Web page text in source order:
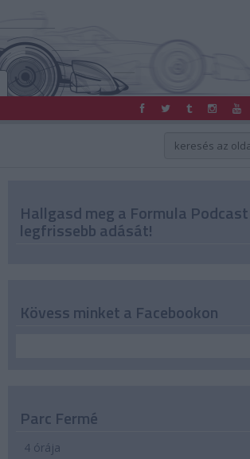
Hallgasd meg a Formula Podcast
legfrissebb adását!
Kövess minket a Facebookon
Parc Fermé
4 órája